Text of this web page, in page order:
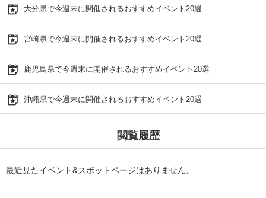
大分県で今週末に開催されるおすすめイベント20選
宮崎県で今週末に開催されるおすすめイベント20選
鹿児島県で今週末に開催されるおすすめイベント20選
沖縄県で今週末に開催されるおすすめイベント20選
閲覧履歴
最近見たイベント&スポットページはありません。